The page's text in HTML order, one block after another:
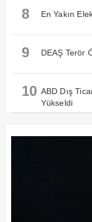
8 En Yakın
9 DEAŞ Terör
10 ABD Dış
Yükseldi